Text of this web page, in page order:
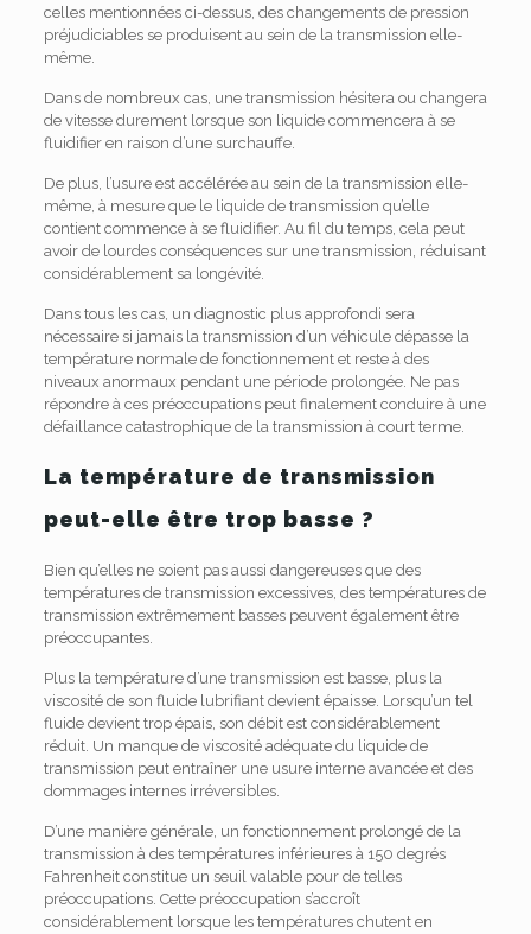
celles mentionnées ci-dessus, des changements de pression
préjudiciables se produisent au sein de la transmission elle-
même.
Dans de nombreux cas, une transmission hésitera ou changera
de vitesse durement lorsque son liquide commencera à se
fluidifier en raison d’une surchauffe.
De plus, l’usure est accélérée au sein de la transmission elle-
même, à mesure que le liquide de transmission qu’elle
contient commence à se fluidifier. Au fil du temps, cela peut
avoir de lourdes conséquences sur une transmission, réduisant
considérablement sa longévité.
Dans tous les cas, un diagnostic plus approfondi sera
nécessaire si jamais la transmission d’un véhicule dépasse la
température normale de fonctionnement et reste à des
niveaux anormaux pendant une période prolongée. Ne pas
répondre à ces préoccupations peut finalement conduire à une
défaillance catastrophique de la transmission à court terme.
La température de transmission
peut-elle être trop basse ?
Bien qu’elles ne soient pas aussi dangereuses que des
températures de transmission excessives, des températures de
transmission extrêmement basses peuvent également être
préoccupantes.
Plus la température d’une transmission est basse, plus la
viscosité de son fluide lubrifiant devient épaisse. Lorsqu’un tel
fluide devient trop épais, son débit est considérablement
réduit. Un manque de viscosité adéquate du liquide de
transmission peut entraîner une usure interne avancée et des
dommages internes irréversibles.
D’une manière générale, un fonctionnement prolongé de la
transmission à des températures inférieures à 150 degrés
Fahrenheit constitue un seuil valable pour de telles
préoccupations. Cette préoccupation s’accroît
considérablement lorsque les températures chutent en